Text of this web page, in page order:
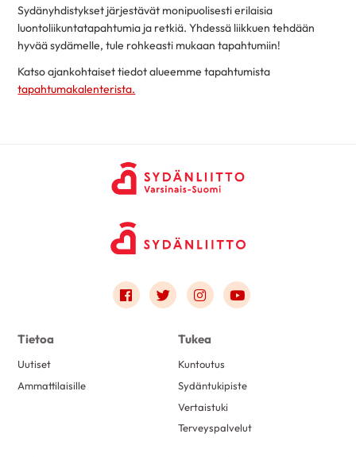
Sydänyhdistykset järjestävät monipuolisesti erilaisia
luontoliikuntatapahtumia ja retkiä. Yhdessä liikkuen tehdään
hyvää sydämelle, tule rohkeasti mukaan tapahtumiin!
Katso ajankohtaiset tiedot alueemme tapahtumista
tapahtumakalenterista.
Link to facebook
Link to twitter
Link to instagram
Link to youtube
Tietoa
Uutiset
Ammattilaisille
Tukea
Kuntoutus
Sydäntukipiste
Vertaistuki
Terveyspalvelut